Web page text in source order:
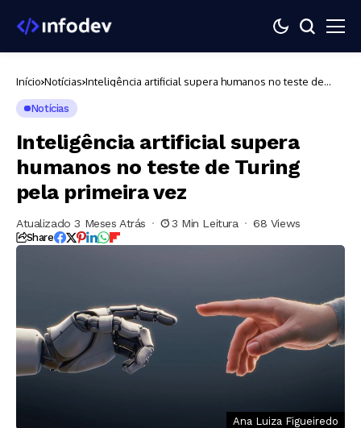
Início Notícias Inteligência artificial supera humanos no teste de
Notícias
Inteligência artificial supera
humanos no teste de Turing
pela primeira vez
Atualizado 3 Meses Atrás 3 Min Leitura 68 Views
Share
Ana Luiza Figueiredo